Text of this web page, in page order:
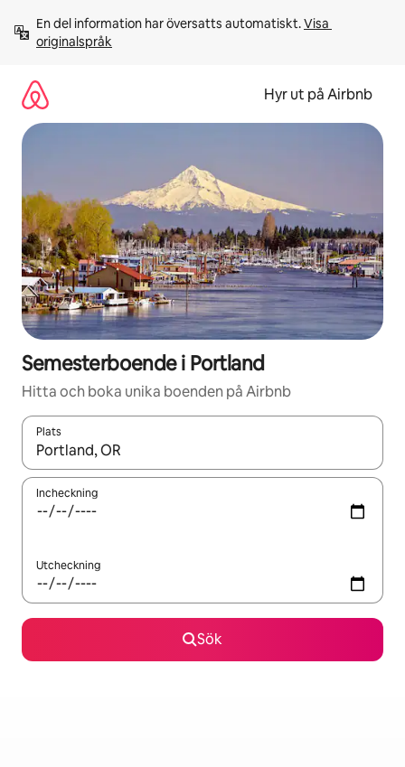
innehåll
En del information har översatts automatiskt. Visa
originalspråk
Hyr ut på Airbnb
Semesterboende i Portland
Hitta och boka unika boenden på Airbnb
Plats
När resultaten är tillgängliga kan du navigera med upp- och
Incheckning
Utcheckning
Sök